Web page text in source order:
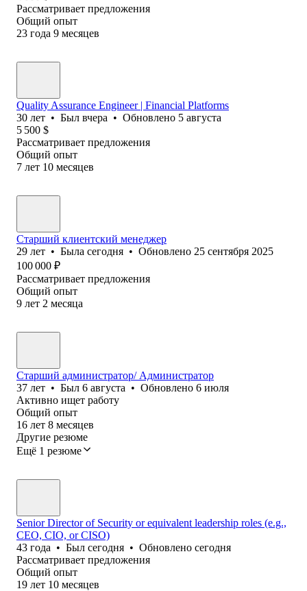
Рассматривает предложения
Общий опыт
23 года 9 месяцев
Quality Assurance Engineer | Financial Platforms
30 лет • Был вчера • Обновлено 5 августа
5 500 $
Рассматривает предложения
Общий опыт
7 лет 10 месяцев
Старший клиентский менеджер
29 лет • Была сегодня • Обновлено 25 сентября 2025
100 000 ₽
Рассматривает предложения
Общий опыт
9 лет 2 месяца
Старший администратор/ Администратор
37 лет • Был 6 августа • Обновлено 6 июля
Активно ищет работу
Общий опыт
16 лет 8 месяцев
Другие резюме
Ещё 1 резюме
Senior Director of Security or equivalent leadership roles (e.g.,
CEO, CIO, or CISO)
43 года • Был сегодня • Обновлено сегодня
Рассматривает предложения
Общий опыт
19 лет 10 месяцев